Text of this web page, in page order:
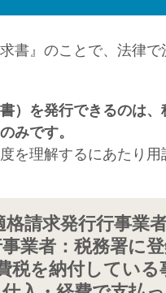
求書』のことで、法律
）を発行できるのは
みです。
を理解するにあたり用
請求発行行事業
業者：税務署に
税を納付している